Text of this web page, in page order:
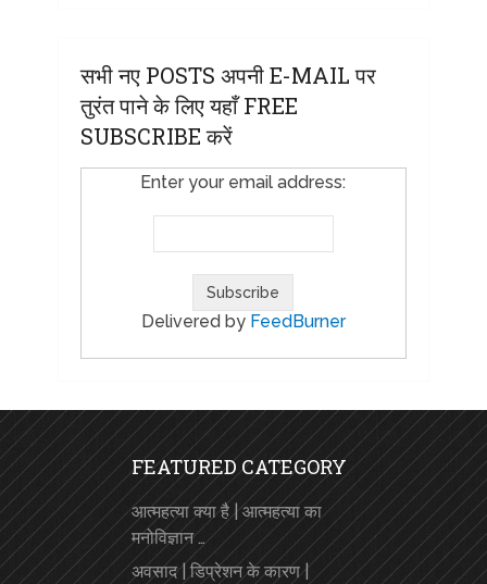
सभी नए POSTS अपनी E-MAIL पर
तुरंत पाने के लिए यहाँ FREE
SUBSCRIBE करें
Enter your email address:
Delivered by FeedBurner
FEATURED CATEGORY
आत्महत्या क्या है | आत्महत्या का
मनोविज्ञान …
अवसाद | डिप्रेशन के कारण |